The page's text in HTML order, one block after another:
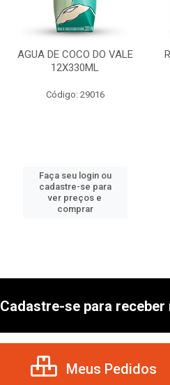
AGUA DE COCO DO VALE
12X330ML
Código: 29016
Faça seu login ou
cadastre-se para
ver preços e
comprar
Cadastre-se para
Meus Pedidos